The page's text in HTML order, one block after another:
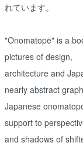
れています。
"Onomatopē" is a
pictures of design,
architecture and
nearly abstract
Japanese
support to
and shadows of